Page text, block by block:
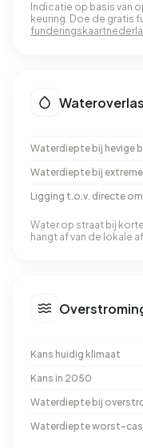
Indicatie op basis van
keuring. Doe de gratis
Waterdiepte bij hevige
Waterdiepte bij extreme
Ligging t.o.v. directe
Water op straat bij
hangt af van de lokale
Kans huidig klimaat
Kans in 2050
Waterdiepte bij
Waterdiepte worst-